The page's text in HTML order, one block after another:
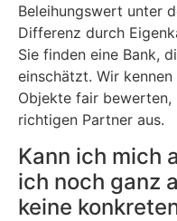
Beleihungswert unter
Differenz durch
Sie finden eine Bank,
einschätzt. Wir
Objekte fair
richtigen Partner aus.
Kann ich mich
ich noch ganz
keine